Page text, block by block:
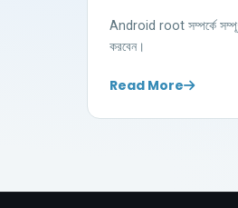
Android root সম্পর্কে
করবেন।
Read More